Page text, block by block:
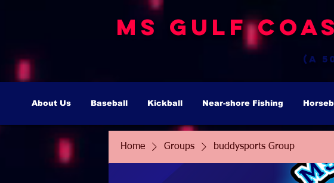
MS Gulf
(a
About Us Baseball Kickball Near-shore Fishing
Home Groups buddysports Group